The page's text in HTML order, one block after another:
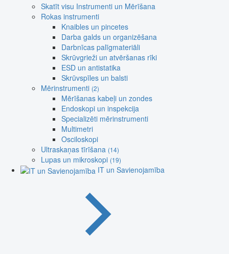
Skatīt visu Instrumenti un Mērīšana
Rokas instrumenti
Knaibles un pincetes
Darba galds un organizēšana
Darbnīcas palīgmateriāli
Skrūvgrieži un atvēršanas rīki
ESD un antistatika
Skrūvspīles un balsti
Mērinstrumenti (2)
Mērīšanas kabeļi un zondes
Endoskopi un inspekcija
Specializēti mērinstrumenti
Multimetri
Osciloskopi
Ultraskaņas tīrīšana (14)
Lupas un mikroskopi (19)
IT un Savienojamība